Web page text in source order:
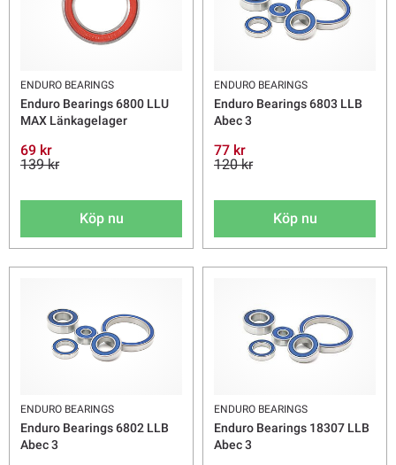
ENDURO BEARINGS
Enduro Bearings 6800 LLU
MAX Länkagelager
69 kr
139 kr
Köp nu
ENDURO BEARINGS
Enduro Bearings 6803 LLB
Abec 3
77 kr
120 kr
Köp nu
ENDURO BEARINGS
Enduro Bearings 6802 LLB
Abec 3
ENDURO BEARINGS
Enduro Bearings 18307 LLB
Abec 3